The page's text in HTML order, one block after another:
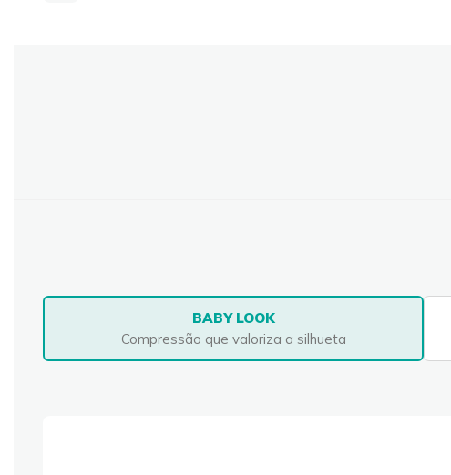
BABY LOOK
Compressão que valoriza a silhueta